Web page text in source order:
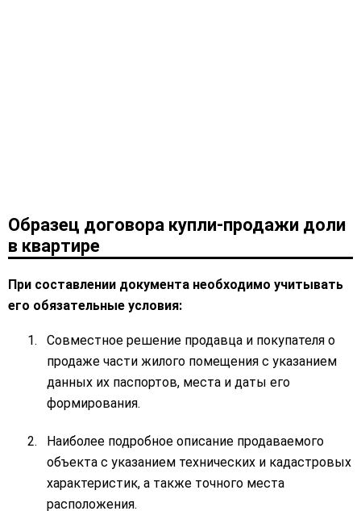
Образец договора купли-продажи доли
в квартире
При составлении документа необходимо учитывать
его обязательные условия:
Совместное решение продавца и покупателя о
продаже части жилого помещения с указанием
данных их паспортов, места и даты его
формирования.
Наиболее подробное описание продаваемого
объекта с указанием технических и кадастровых
характеристик, а также точного места
расположения.